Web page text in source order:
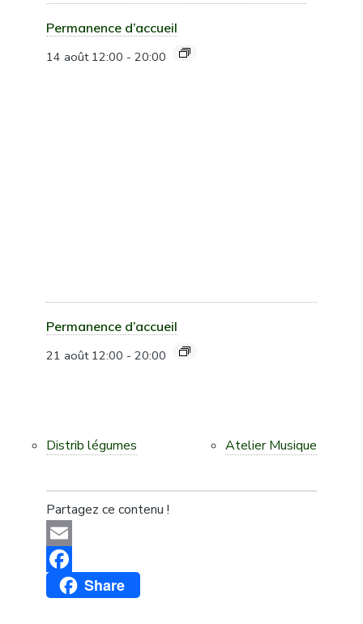
Permanence d’accueil
14 août 12:00 - 20:00
Permanence d’accueil
21 août 12:00 - 20:00
Distrib légumes Atelier Musique
Partagez ce contenu !
Email
FacebookShare